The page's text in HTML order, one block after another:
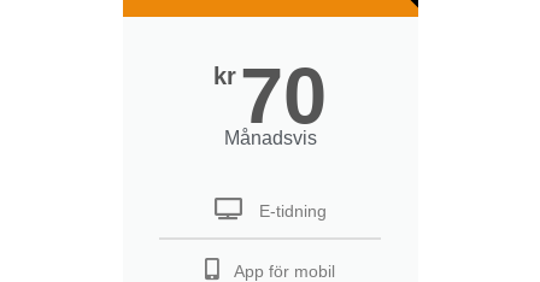
kr 70
Månadsvis
E-tidning
App för mobil